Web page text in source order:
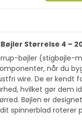
Størrelse 4 –
bøjler (stigbøjle-
når du
wire. De er kendt
hvilket gør dem
Bøjlen er
spinnerblad roterer